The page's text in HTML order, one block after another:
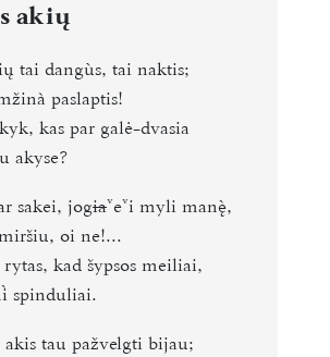
akių
tai dangùs, tai naktis;
paslaptis!
kas par galė-dvasia
akyse?
sakei, jogia e i myli man,
oi ne!...
kad šypsos meiliai,
spinduliai.
tau pažvelgti bijau;